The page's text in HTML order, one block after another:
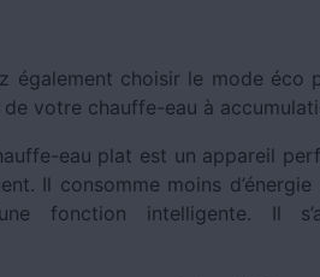
également choisir le mode éco
de votre chauffe-eau à
eau plat est un appareil
Il consomme moins
fonction intelligente. Il